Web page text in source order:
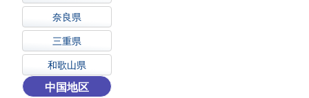
奈良県
三重県
和歌山県
中国地区